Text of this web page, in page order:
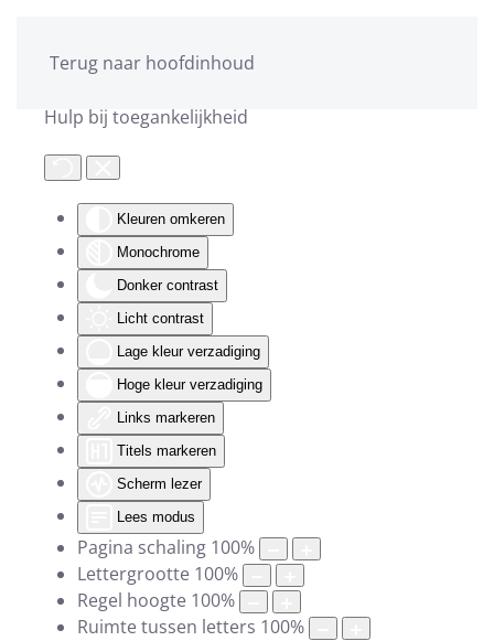
Hulp bij toegankelijkheid
Kleuren omkeren
Monochrome
Donker contrast
Licht contrast
Lage kleur verzadiging
Hoge kleur verzadiging
Links markeren
Titels markeren
Scherm lezer
Lees modus
Pagina schaling 100%
Lettergrootte 100%
Regel hoogte 100%
Ruimte tussen letters 100%
Terug naar hoofdinhoud